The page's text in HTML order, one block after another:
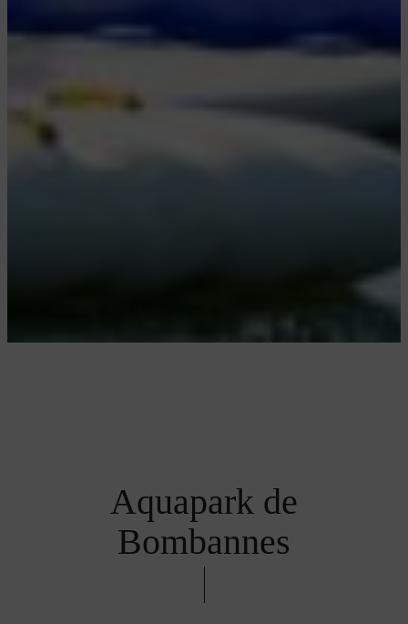
Aquapark de
Bombannes